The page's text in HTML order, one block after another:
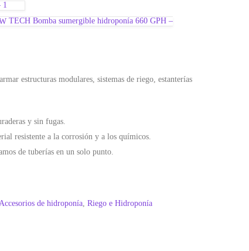
1
TECH Bomba sumergible hidroponía 660 GPH –
estructuras modulares, sistemas de riego, estanterías
y sin fugas.
resistente a la corrosión y a los químicos.
de tuberías en un solo punto.
Accesorios de hidroponía Riego e Hidroponía